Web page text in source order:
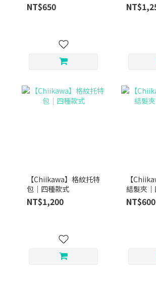
NT$650
【Chiikawa】格紋托特
包｜四種款式
NT$1,200
【
結髮夾
NT$600